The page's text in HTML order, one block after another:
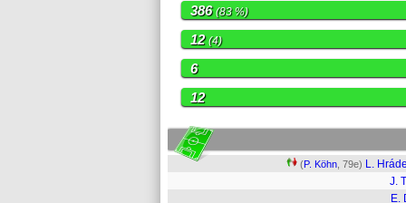
386(83 %)
12(4)
6
12
(P. Köhn , 79e) L.
J.
E.